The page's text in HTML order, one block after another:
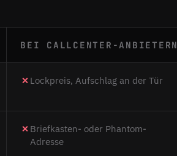
BEI CALLCENTER-ANBIETERN
Lockpreis, Aufschlag an der Tür
Briefkasten- oder Phantom-
Adresse